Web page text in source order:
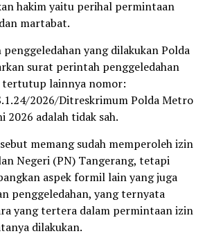
hakim yaitu perihal permintaan
martabat.
yang dilakukan Polda
surat perintah penggeledahan
lainnya nomor:
2026/Ditreskrimum Polda Metro
2026 adalah tidak sah.
memang sudah memperoleh izin
Negeri (PN) Tangerang, tetapi
aspek formil lain yang juga
penggeledahan, yang ternyata
yang tertera dalam permintaan izin
dilakukan.